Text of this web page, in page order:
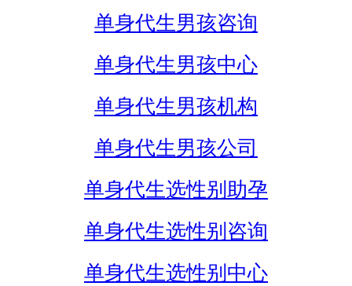
单身代生男孩咨询
单身代生男孩中心
单身代生男孩机构
单身代生男孩公司
单身代生选性别助孕
单身代生选性别咨询
单身代生选性别中心